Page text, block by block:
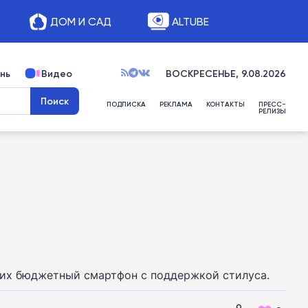
ДОМ И САД ALTUBE
Видео ВОСКРЕСЕНЬЕ, 9.08.2026
ПОДПИСКА РЕКЛАМА КОНТАКТЫ ПРЕСС-
РЕЛИЗЫ
бюджетный смартфон с поддержкой стилуса.